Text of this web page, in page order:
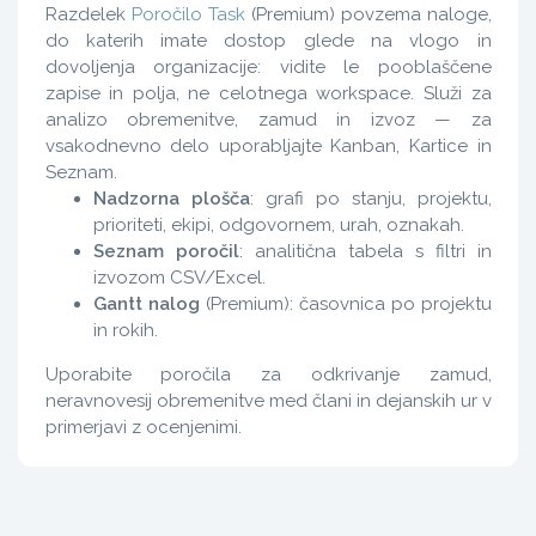
Razdelek Poročilo Task (Premium) povzema naloge,
do katerih imate dostop glede na vlogo in
dovoljenja organizacije: vidite le pooblaščene
zapise in polja, ne celotnega workspace. Služi za
analizo obremenitve, zamud in izvoz — za
vsakodnevno delo uporabljajte Kanban, Kartice in
Seznam.
Nadzorna plošča: grafi po stanju, projektu,
prioriteti, ekipi, odgovornem, urah, oznakah.
Seznam poročil: analitična tabela s filtri in
izvozom CSV/Excel.
Gantt nalog (Premium): časovnica po projektu
in rokih.
Uporabite poročila za odkrivanje zamud,
neravnovesij obremenitve med člani in dejanskih ur v
primerjavi z ocenjenimi.